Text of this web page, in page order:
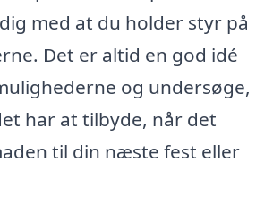
med at du holder styr på
Det er altid en god idé
og undersøge,
har at tilbyde, når det
til din næste fest eller